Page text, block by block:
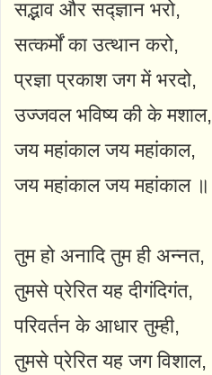
सद्भाव और सद्ज्ञान भरो,
सत्कर्मों का उत्थान करो,
प्रज्ञा प्रकाश जग में भरदो,
उज्जवल भविष्य की के मशाल,
जय महांकाल जय महांकाल,
जय महांकाल जय महांकाल ॥
तुम हो अनादि तुम ही अन्नत,
तुमसे प्रेरित यह दीगंदिगंत,
परिवर्तन के आधार तुम्ही,
तुमसे प्रेरित यह जग विशाल,